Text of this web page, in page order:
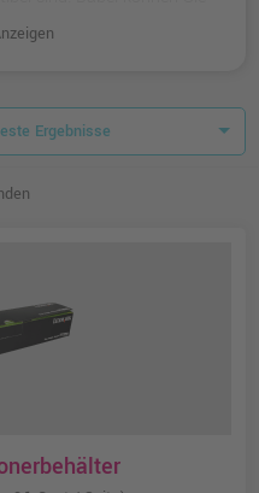
wählen oder zu